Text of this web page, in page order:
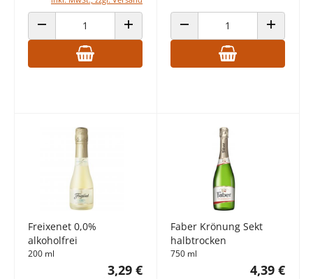
ANZAHL VERRINGERN ANZAHL ERHÖHENANZAHL VERRINGERN ANZAHL
Freixenet 0,0%
alkoholfrei
200 ml
3,29 €
Faber Krönung Sekt
halbtrocken
750 ml
4,39 €